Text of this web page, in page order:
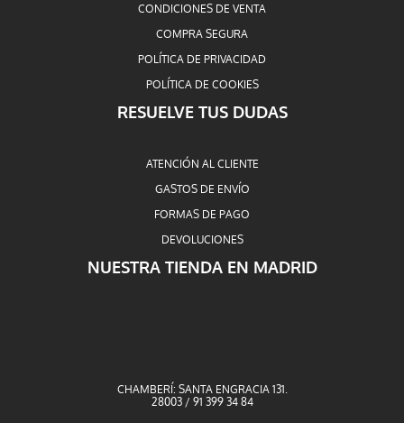
CONDICIONES DE VENTA
COMPRA SEGURA
POLÍTICA DE PRIVACIDAD
POLÍTICA DE COOKIES
RESUELVE TUS DUDAS
ATENCIÓN AL CLIENTE
GASTOS DE ENVÍO
FORMAS DE PAGO
DEVOLUCIONES
NUESTRA TIENDA EN MADRID
CHAMBERÍ: SANTA ENGRACIA 131.
28003 / 91 399 34 84